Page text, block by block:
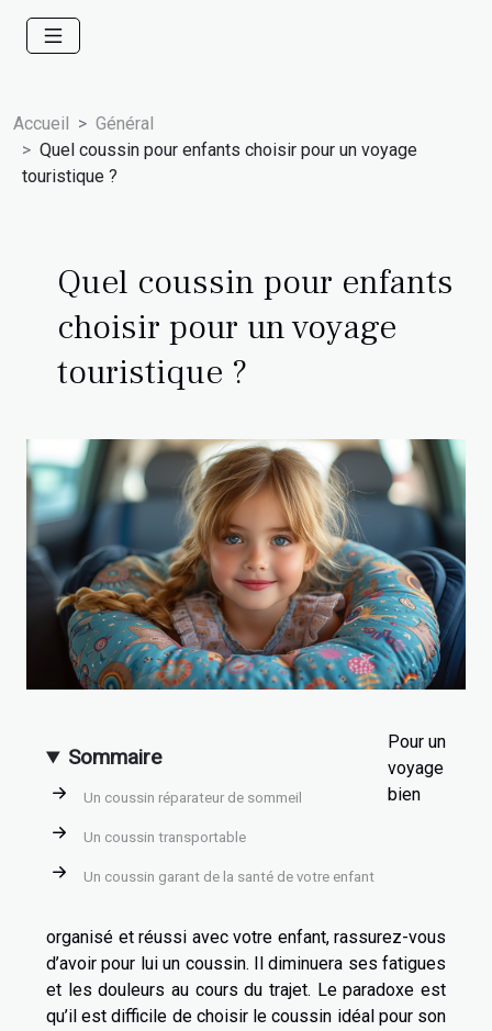
Accueil
Général
Quel coussin pour enfants choisir pour un voyage
touristique ?
Quel coussin pour enfants
choisir pour un voyage
touristique ?
Sommaire
Un coussin réparateur de sommeil
Un coussin transportable
Un coussin garant de la santé de votre enfant
Pour un
voyage
bien
organisé et réussi avec votre enfant, rassurez-vous
d’avoir pour lui un coussin. Il diminuera ses fatigues
et les douleurs au cours du trajet. Le paradoxe est
qu’il est difficile de choisir le coussin idéal pour son